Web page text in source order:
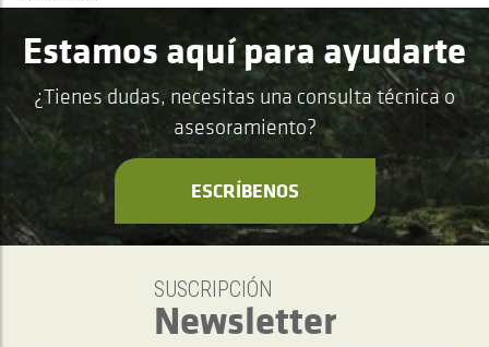
Estamos aquí para ayudarte
¿Tienes dudas, necesitas una consulta técnica o
asesoramiento?
ESCRÍBENOS
SUSCRIPCIÓN
Newsletter